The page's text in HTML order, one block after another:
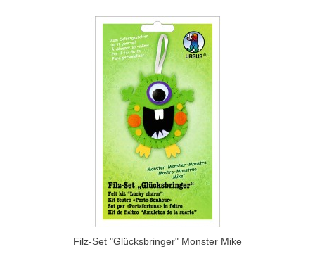
Filz-Set "Glücksbringer" Monster Mike